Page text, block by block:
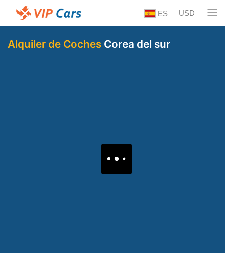
ES USD
Alquiler de Coches Corea del sur